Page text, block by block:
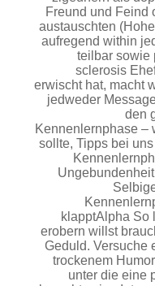
Freund und Feind
austauschten
aufregend within
teilbar sowie
sclerosis
erwischt hat, macht
jedweder
den
Kennenlernphase –
sollte, Tipps bei
klapptAlpha So
erobern willst
Geduld. Versuche
trockenem
unter die eine